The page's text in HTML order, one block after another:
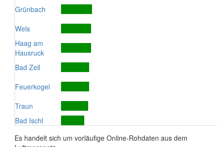
Grünbach
Wels
Haag am
Hausruck
Bad Zell
Feuerkogel
Traun
Bad Ischl
Es handelt sich um vorläufige Online-Rohdaten aus dem